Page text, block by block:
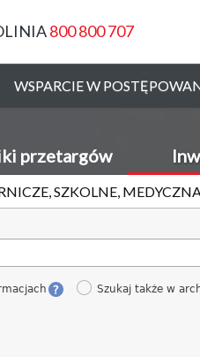
800 800 707
WSPARCIE W
przetargów
SZKOLNE,
Szukaj także w